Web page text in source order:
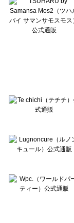
Lugnoncure（ルノンキュ
BETTY'S BLUE（べティ
Wpc.（ワールドパーティ